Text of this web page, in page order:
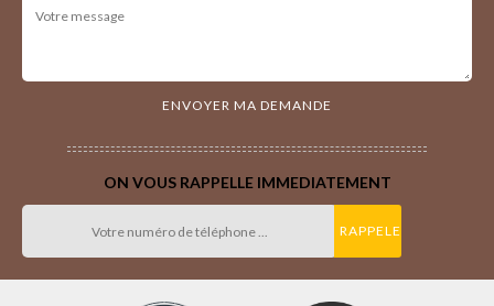
ON VOUS RAPPELLE IMMEDIATEMENT